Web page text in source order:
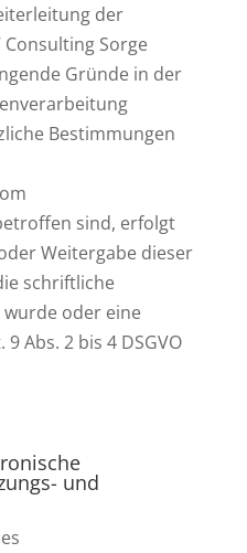
der
Sorge
Gründe in der
Bestimmungen
sind, erfolgt
Weitergabe dieser
schriftliche
oder eine
Abs. 2 bis 4 DSGVO
und